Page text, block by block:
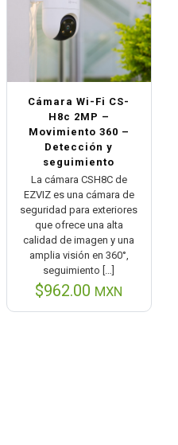
Cámara Wi-Fi CS-
H8c 2MP –
Movimiento 360 –
Detección y
seguimiento
La cámara CSH8C de
EZVIZ es una cámara de
seguridad para exteriores
que ofrece una alta
calidad de imagen y una
amplia visión en 360°,
seguimiento […]
$962.00 MXN